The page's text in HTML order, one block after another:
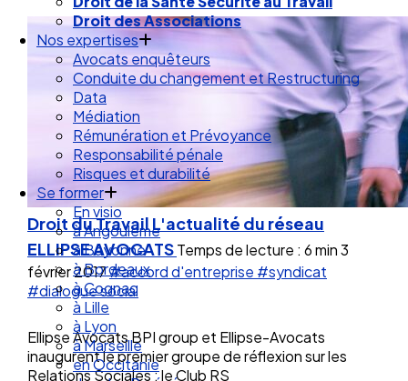
Droit des Associations
Nos expertises
Avocats enquêteurs
Conduite du changement et Restructuring
Data
Médiation
Rémunération et Prévoyance
Responsabilité pénale
Risques et durabilité
Se former
En visio
à Angouleme
à Bayonne
à Bordeaux
à Cognac
à Lille
à Lyon
à Marseille
en Occitanie
Droit du TravailL'actualité du réseau
ELLIPSE AVOCATSTemps de lecture : 6 min3
février 2017#accord d'entreprise #syndicat
#dialogue social
Ellipse Avocats BPI group et Ellipse-Avocats
inaugurent le premier groupe de réflexion sur les
Relations Sociales : le Club RS